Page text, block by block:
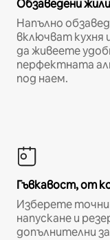
Обзаведени
Напълно
включват кухня
да живеете
перфектната
под наем.
Гъвкавост, от
Изберете
напускане и
допълнителни